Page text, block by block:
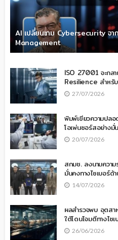
AI เปลี่ยนเกม Cybersecurity จ
Management
ISO 27001 จะกล
Resilience สำหรั
27/07/2026
พิมพ์เขียวความปล
โอเพ่นซอร์สอย่างมั่
20/07/2026
สกมช. ลงนามควา
มั่นคงทางไซเบอร์ด้
14/07/2026
ผลสำรวจพบ อุตสา
ใต้โดนโจมตีทางไซ
26/06/2026